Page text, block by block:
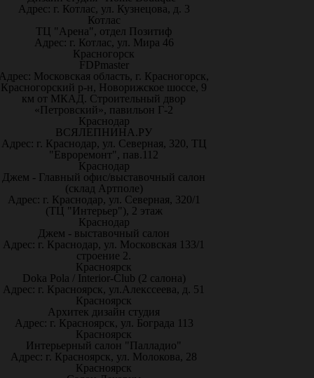
Адрес: г. Котлас, ул. Кузнецова, д. 3
Котлас
ТЦ "Арена", отдел Позитиф
Адрес: г. Котлас, ул. Мира 46
Красногорск
FDPmaster
Московская область, г. Красногорск,
Красногорский р-н, Новорижское шоссе, 9
км от МКАД. Строительный двор
«Петровский», павильон Г-2
Краснодар
ВСЯЛЕПНИНА.РУ
Адрес: г. Краснодар, ул. Северная, 320, ТЦ
"Евроремонт", пав.112
Краснодар
Джем - Главный офис/выставочный салон
(склад Артполе)
Адрес: г. Краснодар, ул. Северная, 320/1
(ТЦ "Интерьер"), 2 этаж
Краснодар
Джем - выставочный салон
Адрес: г. Краснодар, ул. Московская 133/1
строение 2.
Красноярск
Doka Pola / Interior-Club (2 салона)
Адрес: г. Красноярск, ул.Алекссеева, д. 51
Красноярск
Архитек дизайн студия
Адрес: г. Красноярск, ул. Бограда 113
Красноярск
Интерьерный салон "Палладио"
Адрес: г. Красноярск, ул. Молокова, 28
Красноярск